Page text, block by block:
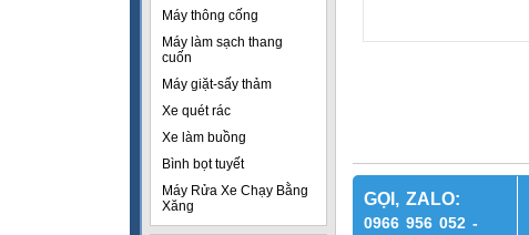
Máy thông cống
Máy làm sạch thang
cuốn
Máy giặt-sấy thảm
Xe quét rác
Xe làm buồng
Bình bọt tuyết
Máy Rửa Xe Chạy Bằng
Xăng
GỌI, ZALO:
0966 956 052 -